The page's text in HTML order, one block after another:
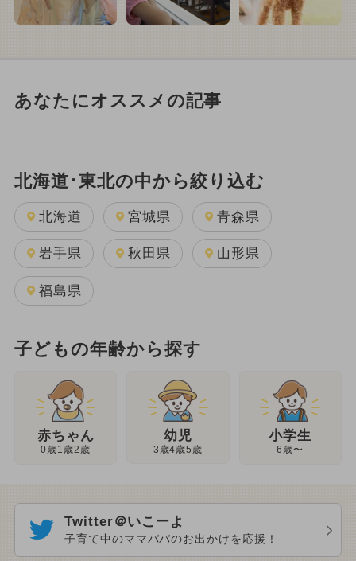
あなたにオススメの記事
北海道･東北の中から絞り込む
北海道 宮城県 青森県
岩手県 秋田県 山形県
福島県
子どもの年齢から探す
赤ちゃん
0歳1歳2歳
幼児
3歳4歳5歳
小学生
6歳〜
Twitter＠いこーよ
子育て中のママパパのお出かけを応援！